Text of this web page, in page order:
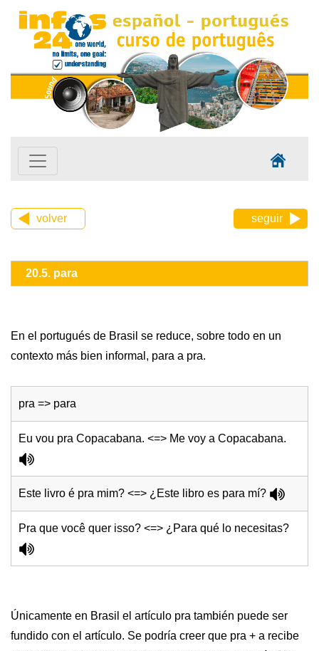
volver seguir
20.5. para
En el portugués de Brasil se reduce, sobre todo en un
contexto más bien informal, para a pra.
pra => para
Eu vou pra Copacabana. <=> Me voy a Copacabana.
Este livro é pra mim? <=> ¿Este libro es para mí?
Pra que você quer isso? <=> ¿Para qué lo necesitas?
Únicamente en Brasil el artículo pra también puede ser
fundido con el artículo. Se podría creer que pra + a recibe